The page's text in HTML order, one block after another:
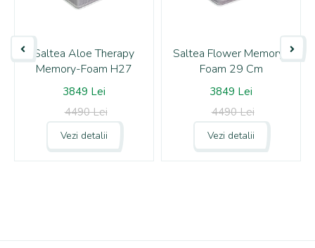
Saltea Aloe Therapy
Memory-Foam H27
3849 Lei
4490 Lei
Vezi detalii
Saltea Flower Memory-
Foam 29 Cm
3849 Lei
4490 Lei
Vezi detalii